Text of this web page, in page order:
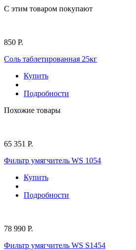
С этим товаром покупают
850 Р.
Соль таблетированная 25кг
Купить
Подробности
Похожие товары
65 351 Р.
Фильтр умягчитель WS 1054
Купить
Подробности
78 990 Р.
Фильтр умягчитель WS S1454